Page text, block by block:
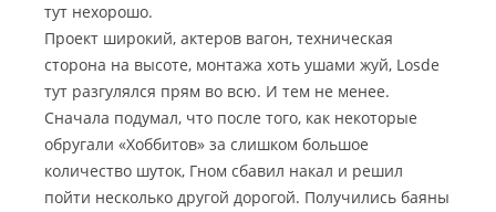
тут нехорошо.
Проект широкий, актеров вагон, техническая
сторона на высоте, монтажа хоть ушами жуй, Losde
тут разгулялся прям во всю. И тем не менее.
Сначала подумал, что после того, как некоторые
обругали «Хоббитов» за слишком большое
количество шуток, Гном сбавил накал и решил
пойти несколько другой дорогой. Получились баяны